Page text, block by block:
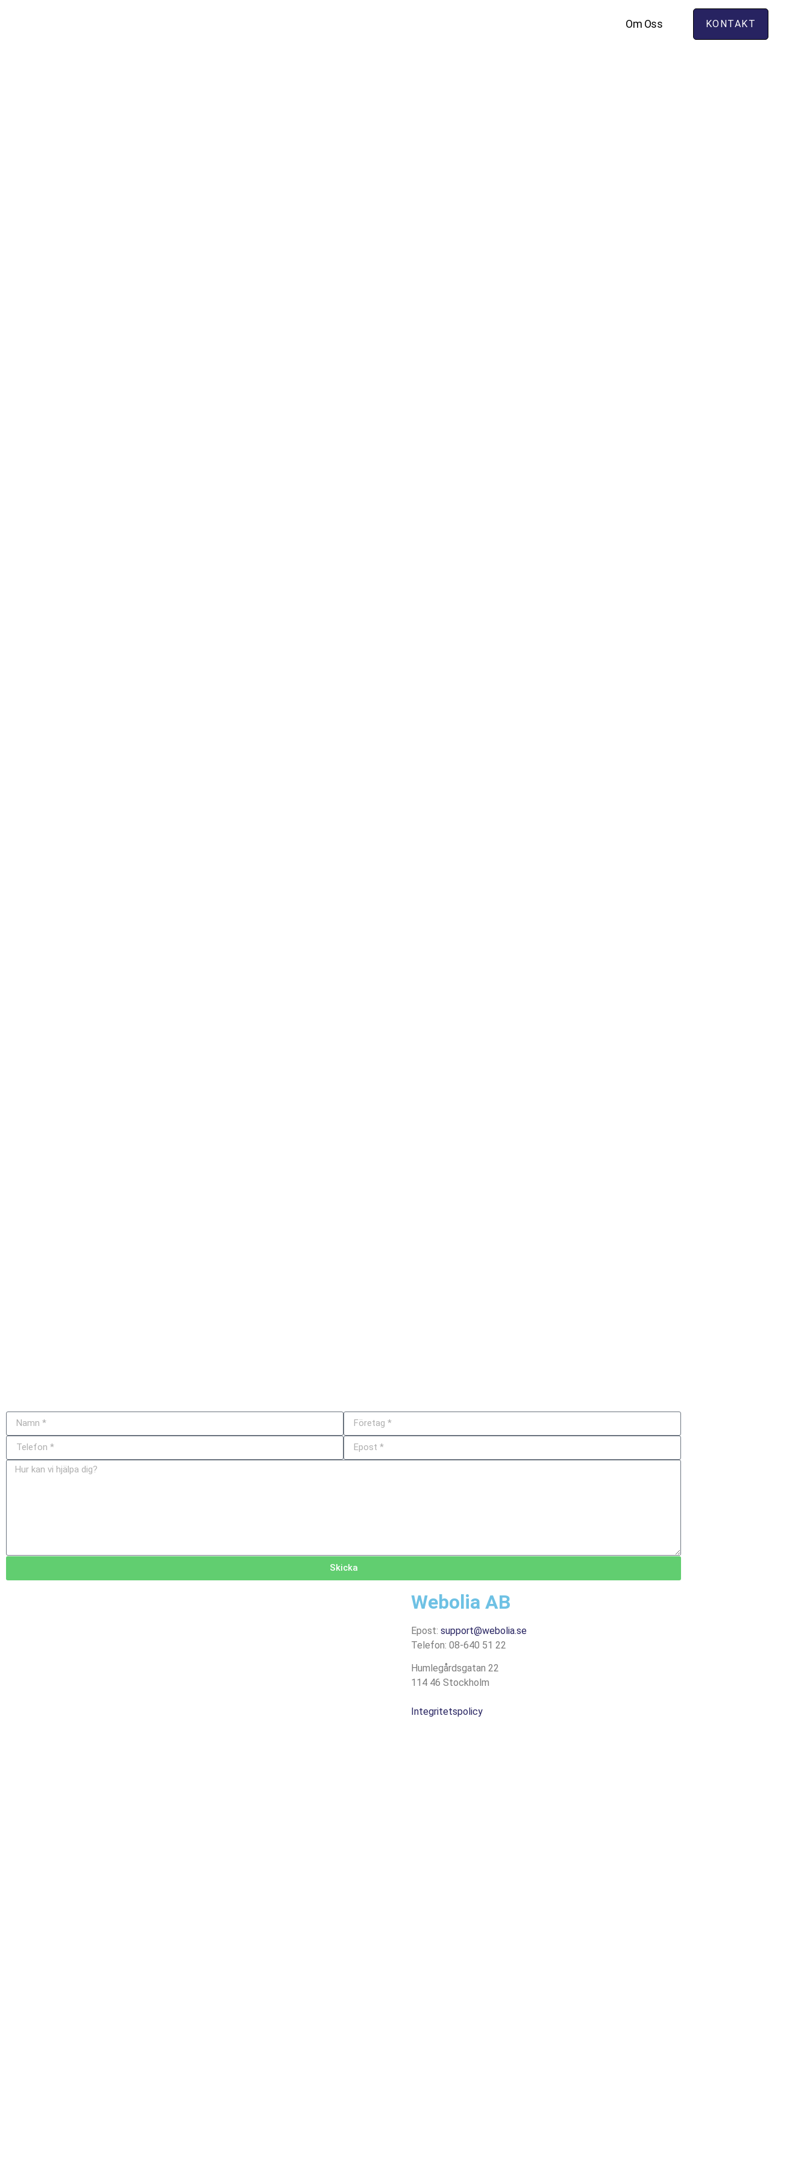
Om Oss KONTAKT
Skicka
Webolia AB
Epost: support@webolia.se
Telefon: 08-640 51 22
Humlegårdsgatan 22
114 46 Stockholm
Integritetspolicy